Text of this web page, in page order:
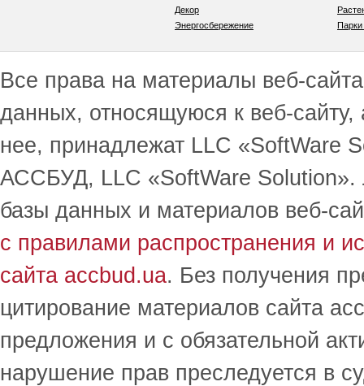
Декор
Энергосбережение
Все права на материалы веб-
данных, относящуюся к веб-
нее, принадлежат LLC
АССБУД, LLC «SoftWare Solution».
базы данных и материалов веб-
с правилами распространения и
сайта accbud.ua. Без получения
цитирование материалов сайта
предложения и с обязательной
нарушение прав преследуется в